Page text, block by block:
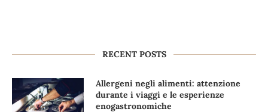
RECENT POSTS
Allergeni negli alimenti: attenzione
durante i viaggi e le esperienze
enogastronomiche